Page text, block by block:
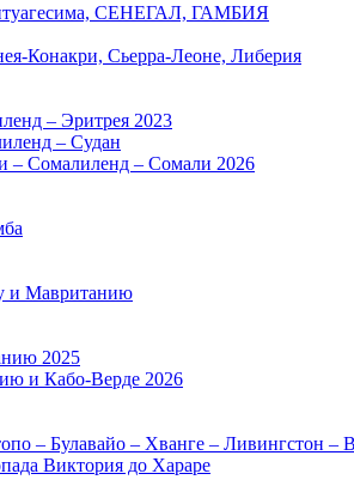
СЕНЕГАЛ, ГАМБИЯ
Конакри, Сьерра-Леоне, Либерия
– Эритрея 2023
– Судан
– Сомалиленд – Сомали 2026
и Мавританию
2025
и Кабо-Верде 2026
– Булавайо – Хванге – Ливингстон –
Виктория до Хараре